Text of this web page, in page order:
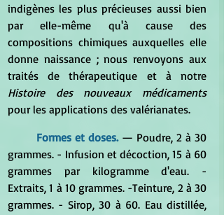
indigènes les plus précieuses aussi bien
par elle-même qu'à cause des
compositions chimiques auxquelles elle
donne naissance ; nous renvoyons aux
Histoire des nouveaux médicaments
pour les applications des valérianates.
Formes et doses. — Poudre, 2 à 30
grammes. - Infusion et décoction, 15 à 60
grammes par kilogramme d'eau. -
Extraits, 1 à 10 grammes. -Teinture, 2 à 30
grammes. - Sirop, 30 à 60. Eau distillée,